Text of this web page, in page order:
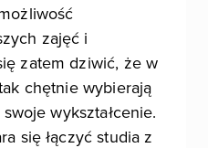
zajęć i
zatem dziwić, że w
chętnie wybierają
wykształcenie.
się łączyć studia z